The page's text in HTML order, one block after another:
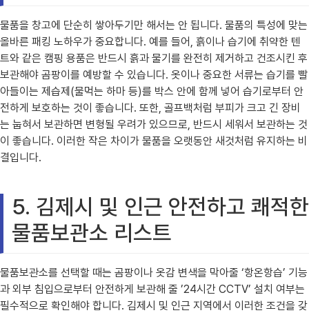
물품을 창고에 단순히 쌓아두기만 해서는 안 됩니다. 물품의 특성에 맞는
올바른 패킹 노하우가 중요합니다. 예를 들어, 흙이나 습기에 취약한 텐
트와 같은 캠핑 용품은 반드시 흙과 물기를 완전히 제거하고 건조시킨 후
보관해야 곰팡이를 예방할 수 있습니다. 옷이나 중요한 서류는 습기를 빨
아들이는 제습제(물먹는 하마 등)를 박스 안에 함께 넣어 습기로부터 안
전하게 보호하는 것이 좋습니다. 또한, 골프백처럼 부피가 크고 긴 장비
는 눕혀서 보관하면 변형될 우려가 있으므로, 반드시 세워서 보관하는 것
이 좋습니다. 이러한 작은 차이가 물품을 오랫동안 새것처럼 유지하는 비
결입니다.
5. 김제시 및 인근 안전하고 쾌적한
물품보관소 리스트
물품보관소를 선택할 때는 곰팡이나 옷감 변색을 막아줄 ‘항온항습’ 기능
과 외부 침입으로부터 안전하게 보관해 줄 ’24시간 CCTV’ 설치 여부는
필수적으로 확인해야 합니다. 김제시 및 인근 지역에서 이러한 조건을 갖